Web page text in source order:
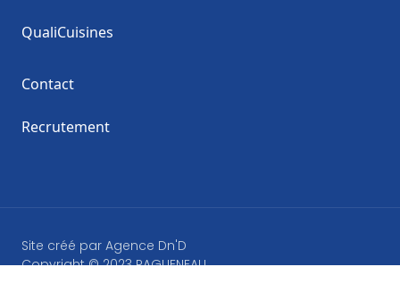
QualiCuisines
Contact
Recrutement
Copyright © 2023 RAGUENEAU
Site créé par Agence Dn'D